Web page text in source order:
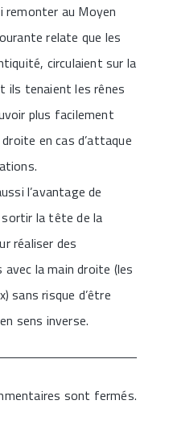
au Moyen
relate que les
circulaient sur la
ils tenaient les rênes
plus facilement
en cas d’attaque
l’avantage de
la tête de la
réaliser des
la main droite (les
sans risque d’être
sens inverse.
sont fermés.